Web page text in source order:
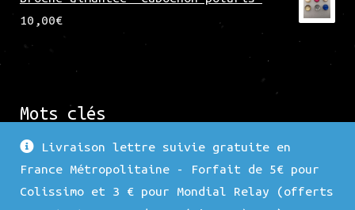
Livraison lettre suivie gratuite en
France Métropolitaine - Forfait de 5€ pour
Colissimo et 3 € pour Mondial Relay (offerts
10,00€
Mots clés